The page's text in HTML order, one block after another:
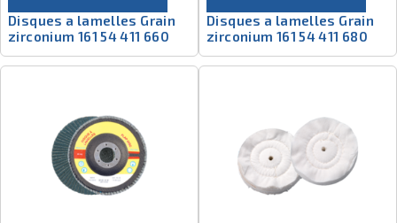
Disques a lamelles Grain
zirconium 161 54 411 660
Disques a lamelles Grain
zirconium 161 54 411 680